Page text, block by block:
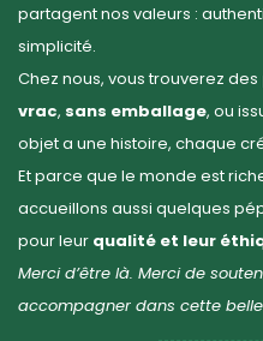
partagent nos valeurs :
simplicité.
Chez nous, vous trouverez des
vrac, sans emballage, ou
objet a une histoire, chaque
Et parce que le monde est
accueillons aussi quelques
pour leur qualité et leur
Merci d’être là. Merci de
accompagner dans cette